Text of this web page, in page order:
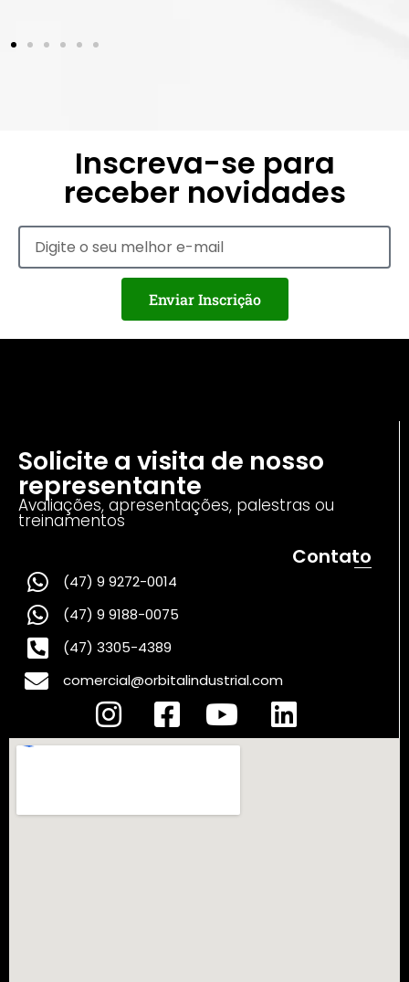
Inscreva-se para
receber novidades
Enviar Inscrição
Solicite a visita de nosso
representante
Avaliações, apresentações, palestras ou
treinamentos
Contato
(47) 9 9272-0014
(47) 9 9188-0075
(47) 3305-4389
comercial@orbitalindustrial.com